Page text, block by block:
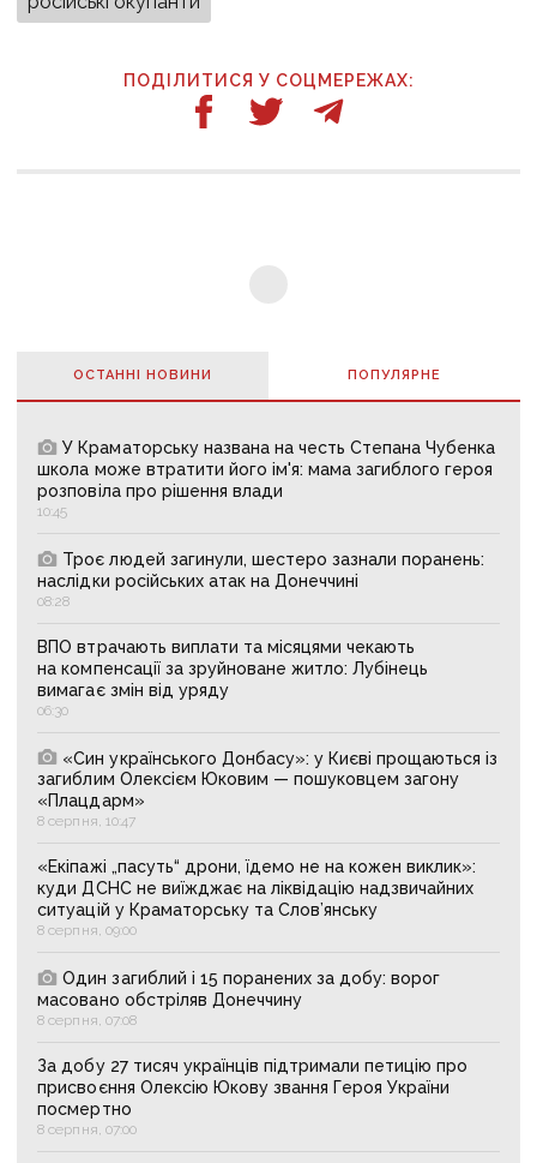
ПОДІЛИТИСЯ У СОЦМЕРЕЖАХ:
ОСТАННІ НОВИНИ ПОПУЛЯРНE
У Краматорську названа на честь Степана Чубенка
школа може втратити його ім'я: мама загиблого героя
розповіла про рішення влади
10:45
Троє людей загинули, шестеро зазнали поранень:
наслідки російських атак на Донеччині
08:28
ВПО втрачають виплати та місяцями чекають
на компенсації за зруйноване житло: Лубінець
вимагає змін від уряду
06:30
«Син українського Донбасу»: у Києві прощаються із
загиблим Олексієм Юковим — пошуковцем загону
«Плацдарм»
8 серпня, 10:47
«Екіпажі „пасуть“ дрони, їдемо не на кожен виклик»:
куди ДСНС не виїжджає на ліквідацію надзвичайних
ситуацій у Краматорську та Слов’янську
8 серпня, 09:00
Один загиблий і 15 поранених за добу: ворог
масовано обстріляв Донеччину
8 серпня, 07:08
За добу 27 тисяч українців підтримали петицію про
присвоєння Олексію Юкову звання Героя України
посмертно
8 серпня, 07:00